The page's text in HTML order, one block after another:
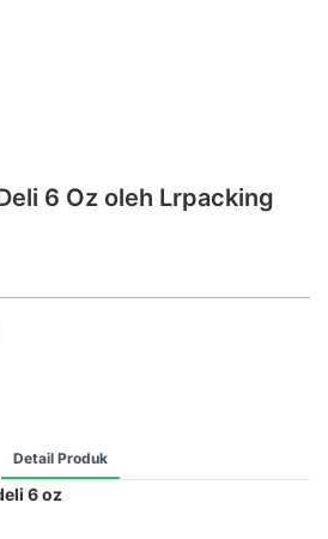
6 Oz oleh Lrpacking
Detail Produk
6 oz